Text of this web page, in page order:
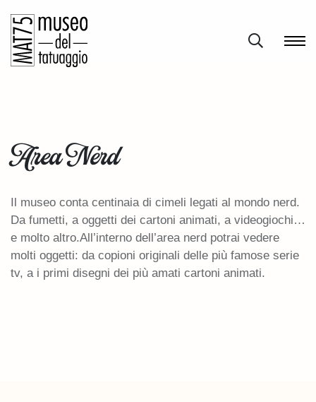
Area Nerd
Il museo conta centinaia di cimeli legati al mondo nerd.
Da fumetti, a oggetti dei cartoni animati, a videogiochi…
e molto altro.All’interno dell’area nerd potrai vedere
molti oggetti: da copioni originali delle più famose serie
tv, a i primi disegni dei più amati cartoni animati.